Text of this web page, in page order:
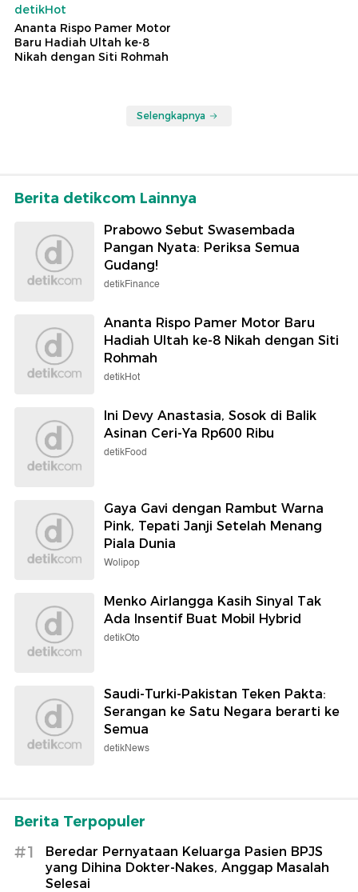
detikHot
Ananta Rispo Pamer Motor
Baru Hadiah Ultah ke-8
Nikah dengan Siti Rohmah
Selengkapnya
Berita detikcom Lainnya
Prabowo Sebut Swasembada
Pangan Nyata: Periksa Semua
Gudang!
detikFinance
Ananta Rispo Pamer Motor Baru
Hadiah Ultah ke-8 Nikah dengan Siti
Rohmah
detikHot
Ini Devy Anastasia, Sosok di Balik
Asinan Ceri-Ya Rp600 Ribu
detikFood
Gaya Gavi dengan Rambut Warna
Pink, Tepati Janji Setelah Menang
Piala Dunia
Wolipop
Menko Airlangga Kasih Sinyal Tak
Ada Insentif Buat Mobil Hybrid
detikOto
Saudi-Turki-Pakistan Teken Pakta:
Serangan ke Satu Negara berarti ke
Semua
detikNews
Berita Terpopuler
#1
Beredar Pernyataan Keluarga Pasien BPJS
yang Dihina Dokter-Nakes, Anggap Masalah
Selesai